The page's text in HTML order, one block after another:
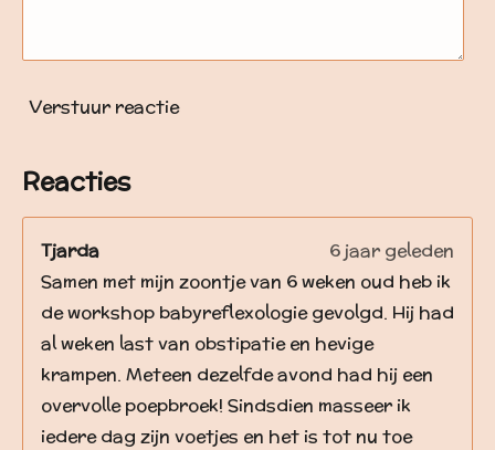
Verstuur reactie
Reacties
Tjarda
6 jaar geleden
Samen met mijn zoontje van 6 weken oud heb ik
de workshop babyreflexologie gevolgd. Hij had
al weken last van obstipatie en hevige
krampen. Meteen dezelfde avond had hij een
overvolle poepbroek! Sindsdien masseer ik
iedere dag zijn voetjes en het is tot nu toe